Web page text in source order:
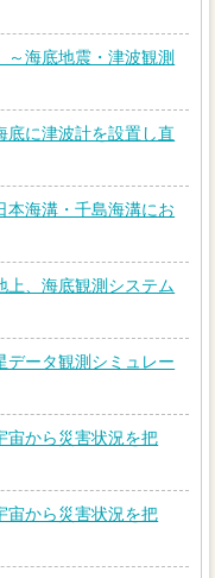
海底地震・津波観測
に津波計を設置し直
海溝・千島海溝にお
、海底観測システム
ータ観測シミュレー
から災害状況を把
から災害状況を把